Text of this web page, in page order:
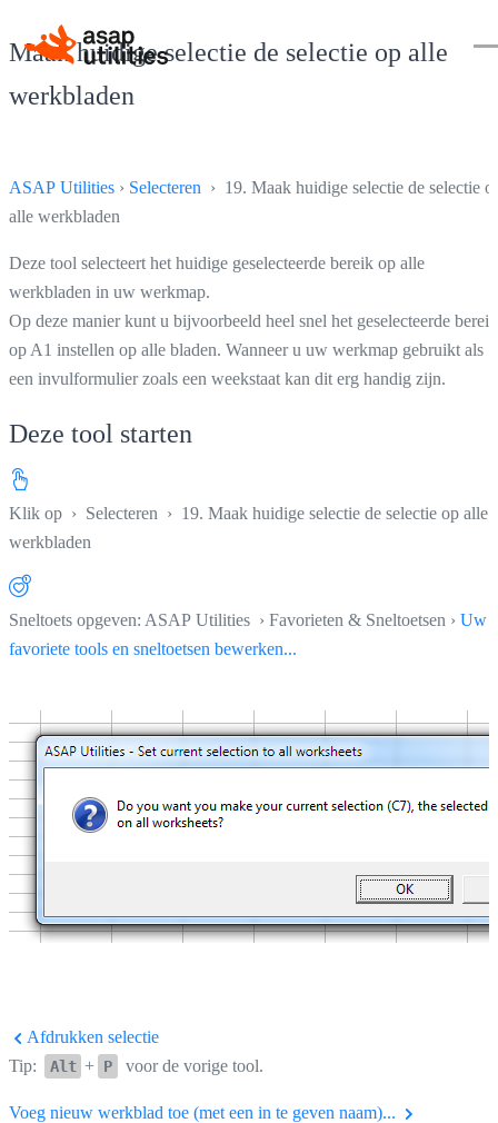
Maak huidige selectie de selectie op alle
werkbladen
ASAP Utilities › Selecteren › 19. Maak huidige selectie de selectie
alle werkbladen
Deze tool selecteert het huidige geselecteerde bereik op alle
werkbladen in uw werkmap.
Op deze manier kunt u bijvoorbeeld heel snel het geselecteerde bereik
op A1 instellen op alle bladen. Wanneer u uw werkmap gebruikt als
een invulformulier zoals een weekstaat kan dit erg handig zijn.
Deze tool starten
Klik op › Selecteren › 19. Maak huidige selectie de selectie op alle
werkbladen
Sneltoets opgeven: ASAP Utilities › Favorieten & Sneltoetsen › Uw
favoriete tools en sneltoetsen bewerken...
Afdrukken selectie
Tip:
Alt + P voor de vorige tool.
Voeg nieuw werkblad toe (met een in te geven naam)...